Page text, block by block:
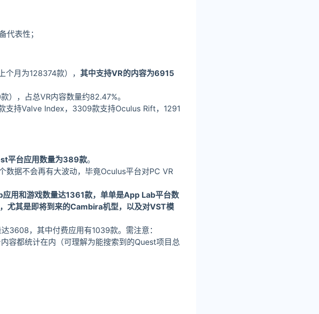
表性；
个月为128374款）， 其中支持VR的内容为6915
），占总VR内容数量约82.47%。
持Valve Index，3309款支持Oculus Rift，1291
平台应用数量为389款。
数据不会再有大波动，毕竟Oculus平台对PC VR
用和游戏数量达1361款，单单是App Lab平台数
尤其是即将到来的Cambira机型，以及对VST模
3608，其中付费应用有1039款。需注意：
容都统计在内（可理解为能搜索到的Quest项目总